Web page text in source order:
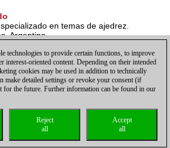
en temas de ajedrez.
Argentina.
|Para contactar Cookies Management
Compliance Hotline
coldest news
technologies to provide certain functions, to improve
interest-oriented content. Depending on their intended
cookies may be used in addition to technically
make detailed settings or revoke your consent (if
for the future. Further information can be found in our
Accept
all
Reject
all